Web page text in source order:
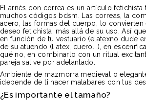
El arnés con correa es un artículo
muchos códigos bdsm. Las correas, la
acero, las formas del cuerpo, lo
deseo fetichista, más allá de su uso. Así
en función de tu vestuario (el atexno dude
de su atuendo (l atex, cuero...), en
qué no, en combinarlo con un ritual
pareja salive por adelantado.
Ambiente de mazmorra medieval o
¡depende de ti hacer malabares con tus
¿Es importante el tamaño?